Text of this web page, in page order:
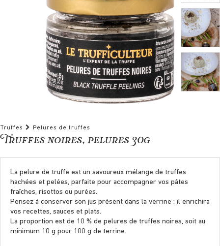
Truffes Pelures de truffes
Truffes noires, pelures 30g
La pelure de truffe est un savoureux mélange de truffes
hachées et pelées, parfaite pour accompagner vos pâtes
fraîches, risottos ou purées.
Pensez à conserver son jus présent dans la verrine : il enrichira
vos recettes, sauces et plats.
La proportion est de 10 % de pelures de truffes noires, soit au
minimum 10 g pour 100 g de terrine.